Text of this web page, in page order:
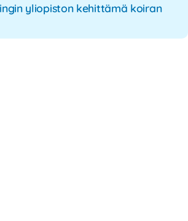
yliopiston kehittämä koiran